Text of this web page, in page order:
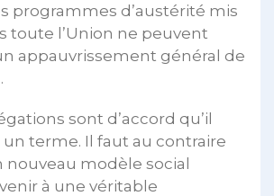
programmes d’austérité mis
toute l’Union ne peuvent
appauvrissement général de
sont d’accord qu’il
terme. Il faut au contraire
modèle social
à une véritable